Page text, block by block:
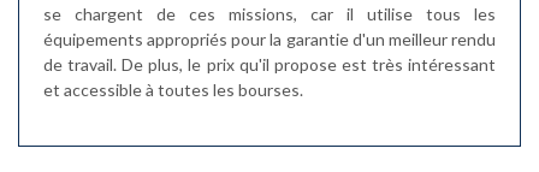
se chargent de ces missions, car il utilise tous les
équipements appropriés pour la garantie d'un meilleur rendu
de travail. De plus, le prix qu'il propose est très intéressant
et accessible à toutes les bourses.